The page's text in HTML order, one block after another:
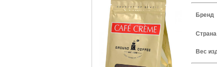
Бренд
Вес